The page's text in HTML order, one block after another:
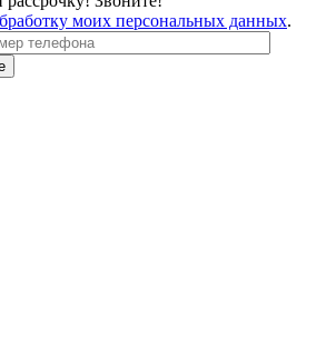
моих персональных данных.